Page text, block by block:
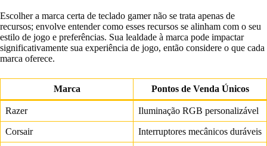
Escolher a marca certa de teclado gamer não se trata apenas de
recursos; envolve entender como esses recursos se alinham com o seu
estilo de jogo e preferências. Sua lealdade à marca pode impactar
significativamente sua experiência de jogo, então considere o que cada
marca oferece.
Marca Pontos de Venda Únicos
Razer Iluminação RGB personalizável
Corsair Interruptores mecânicos duráveis